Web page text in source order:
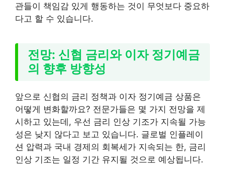
관들이 책임감 있게 행동하는 것이 무엇보다 중요하
다고 할 수 있습니다.
전망: 신협 금리와 이자 정기예금
의 향후 방향성
앞으로 신협의 금리 정책과 이자 정기예금 상품은
어떻게 변화할까요? 전문가들은 몇 가지 전망을 제
시하고 있는데, 우선 금리 인상 기조가 지속될 가능
성은 낮지 않다고 보고 있습니다. 글로벌 인플레이
션 압력과 국내 경제의 회복세가 지속되는 한, 금리
인상 기조는 일정 기간 유지될 것으로 예상됩니다.